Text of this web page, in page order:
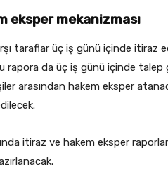
eksper mekanizması
taraflar üç iş günü içinde itiraz
rapora da üç iş günü içinde talep
arasından hakem eksper
itiraz ve hakem eksper